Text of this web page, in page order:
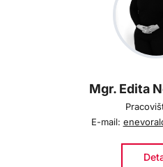
Mgr. Edita
E-mail: